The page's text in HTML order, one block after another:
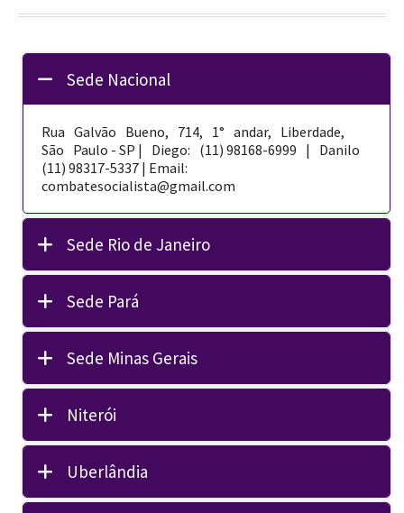
Sede Nacional
Rua Galvão Bueno, 714, 1° andar, Liberdade,
São Paulo - SP | Diego: (11) 98168-­6999 | Danilo
(11) 98317-5337 | Email:
combatesocialista@gmail.com
Sede Rio de Janeiro
Sede Pará
Sede Minas Gerais
Niterói
Uberlândia